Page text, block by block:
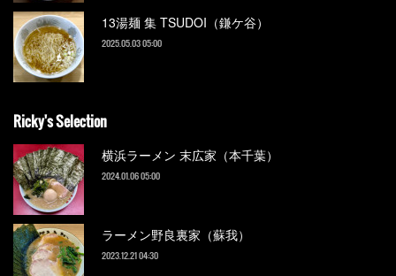
13湯麺 集 TSUDOI（鎌ケ谷）
2025.05.03 05:00
Ricky's Selection
横浜ラーメン 末広家（本千葉）
2024.01.06 05:00
ラーメン野良裏家（蘇我）
2023.12.21 04:30